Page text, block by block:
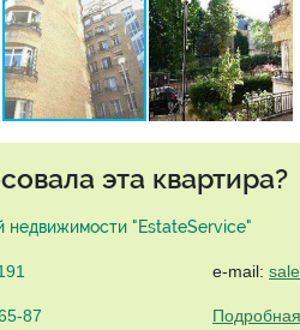
эта квартира?
недвижимости "EstateService"
87
e-mail: